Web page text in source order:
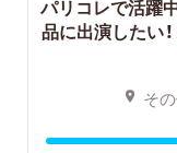
パリコレで活躍
品に出演したい
そ